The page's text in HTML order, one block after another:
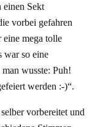
einen Sekt
vorbei gefahren
mega tolle
war so eine
wusste: Puh!
werden :-)“.
vorbereitet und